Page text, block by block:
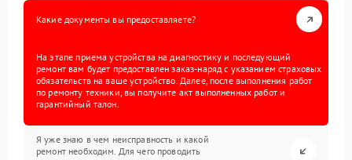
Какие документы вы предоставляете?
На этапе приема устройства на диагностику и последующий
ремонт вам будет предоставлен заказ-наряд с указанием страховых
обязательств на ваше устройство. Далее, после выполнения работ
по ремонту техники, вы получите акт выполненных работ и
гарантийный талон.
Я уже знаю в чем неисправность и какой
ремонт необходим. Для чего проводить